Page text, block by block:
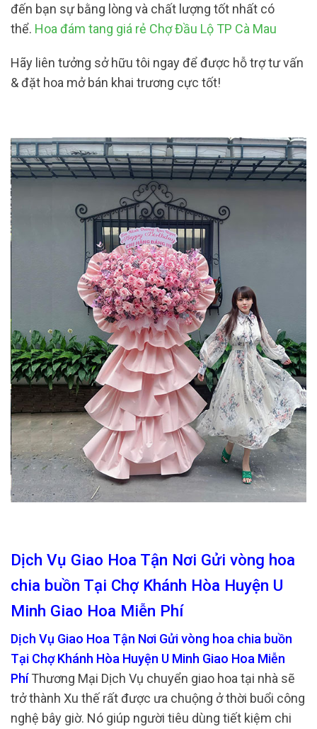
đến bạn sự bằng lòng và chất lượng tốt nhất có
thể. Hoa đám tang giá rẻ Chợ Đầu Lộ TP Cà Mau
Hãy liên tưởng sở hữu tôi ngay để được hỗ trợ tư vấn
& đặt hoa mở bán khai trương cực tốt!
Dịch Vụ Giao Hoa Tận Nơi Gửi vòng hoa
chia buồn Tại Chợ Khánh Hòa Huyện U
Minh Giao Hoa Miễn Phí
Dịch Vụ Giao Hoa Tận Nơi Gửi vòng hoa chia buồn
Tại Chợ Khánh Hòa Huyện U Minh Giao Hoa Miễn
PhíThương Mại Dịch Vụ chuyển giao hoa tại nhà sẽ
trở thành Xu thế rất được ưa chuộng ở thời buổi công
nghệ bây giờ. Nó giúp người tiêu dùng tiết kiệm chi